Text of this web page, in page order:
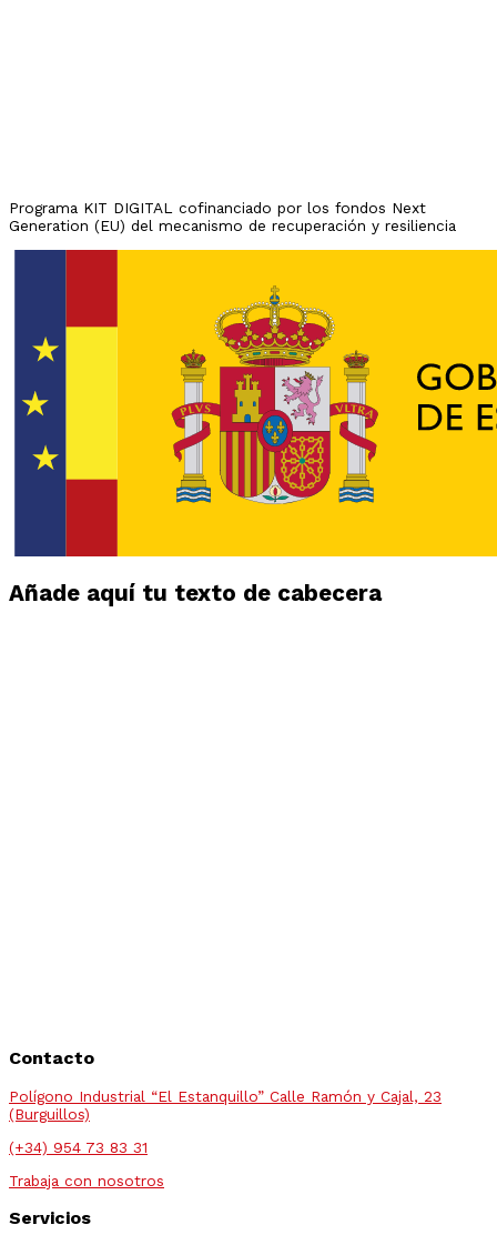
Programa KIT DIGITAL cofinanciado por los fondos Next
Generation (EU) del mecanismo de recuperación y resiliencia
Añade aquí tu texto de cabecera
Contacto
Polígono Industrial “El Estanquillo” Calle Ramón y Cajal, 23
(Burguillos)
(+34) 954 73 83 31
Trabaja con nosotros
Servicios